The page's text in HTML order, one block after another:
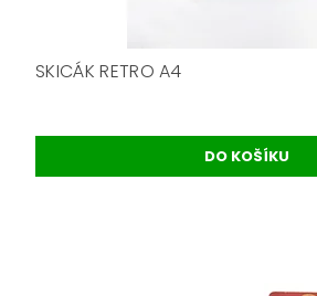
SKICÁK RETRO A4